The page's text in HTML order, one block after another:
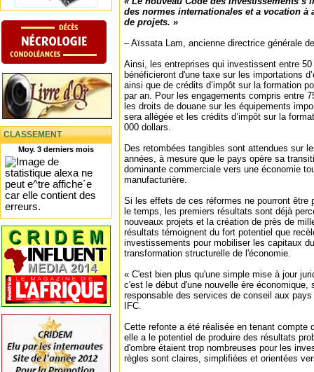
CLASSEMENT
Moy. 3 derniers mois
des normes internationales et a vocation à
de projets. »
– Aïssata Lam, ancienne directrice générale
Ainsi, les entreprises qui investissent entre
bénéficieront d'une taxe sur les importations
ainsi que de crédits d’impôt sur la formation
par an. Pour les engagements compris entre
les droits de douane sur les équipements
sera allégée et les crédits d’impôt sur la
000 dollars.
Des retombées tangibles sont attendues sur
années, à mesure que le pays opère sa
dominante commerciale vers une économie
manufacturière.
Si les effets de ces réformes ne pourront être
le temps, les premiers résultats sont déjà
nouveaux projets et la création de près de
résultats témoignent du fort potentiel que
investissements pour mobiliser les capitaux
transformation structurelle de l'économie.
« C'est bien plus qu'une simple mise à jour
c'est le début d'une nouvelle ère économique,
responsable des services de conseil aux pays
IFC.
Cette refonte a été réalisée en tenant compte
elle a le potentiel de produire des résultats
d'ombre étaient trop nombreuses pour les
règles sont claires, simplifiées et orientées